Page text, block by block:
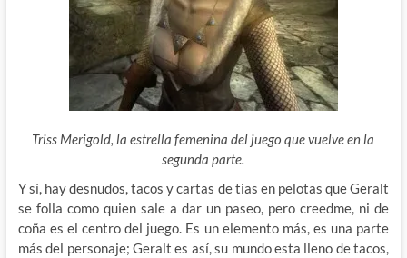
Triss Merigold, la estrella femenina del juego que vuelve en la
segunda parte.
Y sí, hay desnudos, tacos y cartas de tias en pelotas que Geralt
se folla como quien sale a dar un paseo, pero creedme, ni de
coña es el centro del juego. Es un elemento más, es una parte
más del personaje; Geralt es así, su mundo esta lleno de tacos,